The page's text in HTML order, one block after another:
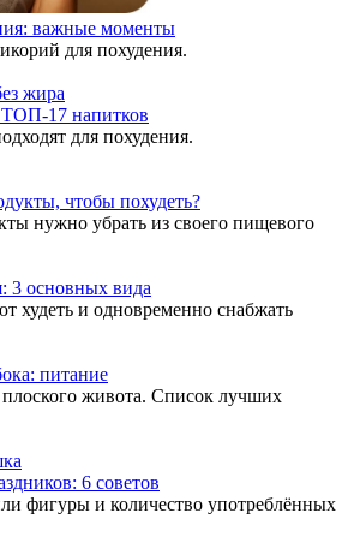
важные моменты
для похудения.
17 напитков
для похудения.
чтобы похудеть?
нужно убрать из своего пищевого
3 основных вида
худеть и одновременно снабжать
питание
живота. Список лучших
6 советов
фигуры и количество употреблённых